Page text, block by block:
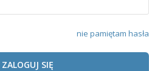
nie pamiętam hasła
ZALOGUJ SIĘ